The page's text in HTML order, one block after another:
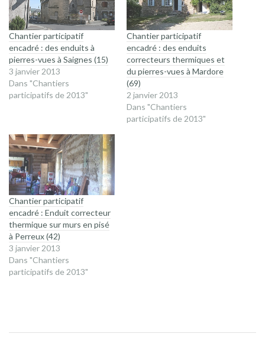
Chantier participatif
encadré : des enduits à
pierres-vues à Saignes (15)
3 janvier 2013
Dans "Chantiers
participatifs de 2013"
Chantier participatif
encadré : des enduits
correcteurs thermiques et
du pierres-vues à Mardore
(69)
2 janvier 2013
Dans "Chantiers
participatifs de 2013"
Chantier participatif
encadré : Enduit correcteur
thermique sur murs en pisé
à Perreux (42)
3 janvier 2013
Dans "Chantiers
participatifs de 2013"